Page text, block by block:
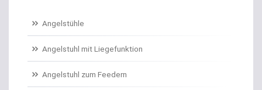
Angelstühle
Angelstuhl mit Liegefunktion
Angelstuhl zum Feedern